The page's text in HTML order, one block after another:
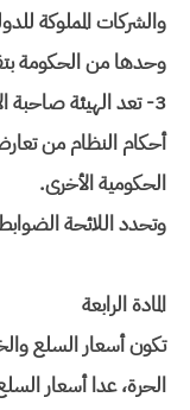
والشركات المملوكة
وحدها من الحكومة
3- تعد الهيئة
أحكام النظام من
الحكومية الأخرى.
وتحدد اللائحة
المادة الرابعة
تكون أسعار السلع
الحرة، عدا أسعار